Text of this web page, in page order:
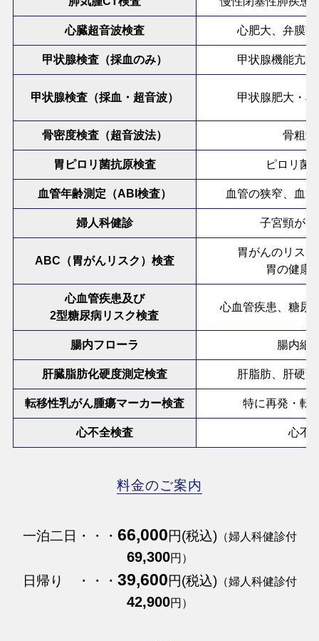
心臓超音波検査 心肥大、弁膜
甲状腺検査（採血のみ） 甲状腺機能亢
甲状腺検査（採血・超音波） 甲状腺肥大・
骨密度検査（超音波法） 骨粗鬆
胃ピロリ菌抗原検査 ピロリ菌
血管年齢測定（ABI検査） 血管の狭窄、血
婦人科健診 子宮頸が
ABC（胃がんリスク）検査
胃がんのリス
胃の健康
心血管疾患及び
2型糖尿病リスク検査
心血管疾患、糖尿
腸内フローラ 腸内細
肝臓脂肪化硬度測定検査 肝脂肪、肝硬
転移性乳がん腫瘍マーカー検査 特に再発・転
心不全検査 心不
料金のご案内
一泊二日・・・ 66,000円(税込)（婦人科健診付
69,300円）
日帰り ・・・ 39,600円(税込)（婦人科健診付
42,900円）